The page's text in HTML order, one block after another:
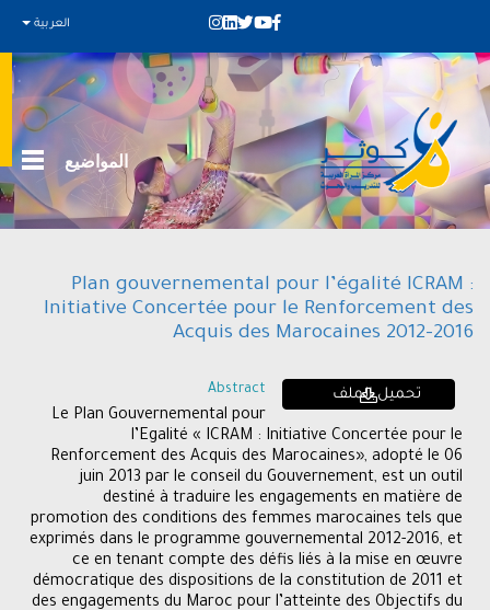
العربية
المواضيع
Plan gouvernemental pour l’égalité ICRAM :
Initiative Concertée pour le Renforcement des
Acquis des Marocaines 2012-2016
تحميل الملف Abstract
Le Plan Gouvernemental pour
l’Egalité « ICRAM : Initiative Concertée pour le
Renforcement des Acquis des Marocaines», adopté le 06
juin 2013 par le conseil du Gouvernement, est un outil
destiné à traduire les engagements en matière de
promotion des conditions des femmes marocaines tels que
exprimés dans le programme gouvernemental 2012-2016, et
ce en tenant compte des défis liés à la mise en œuvre
démocratique des dispositions de la constitution de 2011 et
des engagements du Maroc pour l’atteinte des Objectifs du